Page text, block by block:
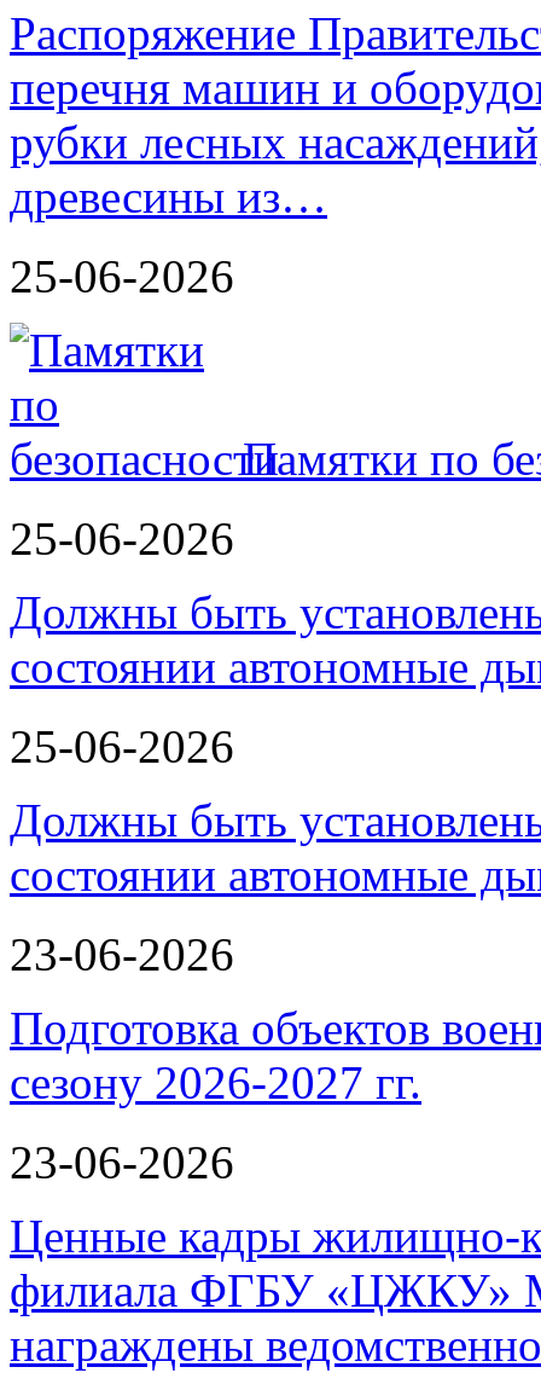
Распоряжение
перечня машин и
рубки лесных
древесины из…
25-06-2026
Памятки по
25-06-2026
Должны быть
состоянии автономные
25-06-2026
Должны быть
состоянии автономные
23-06-2026
Подготовка объектов
сезону 2026-2027 гг.
23-06-2026
Ценные кадры жилищно-
филиала ФГБУ «ЦЖКУ»
награждены